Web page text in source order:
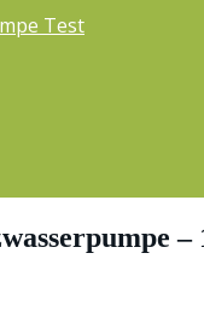
Test
–